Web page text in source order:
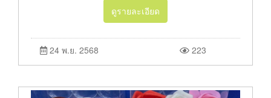
ดูรายละเอียด
24 พ.ย. 2568 223